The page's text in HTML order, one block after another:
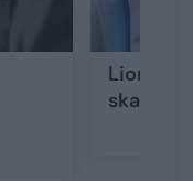
Lionelio
skaudi